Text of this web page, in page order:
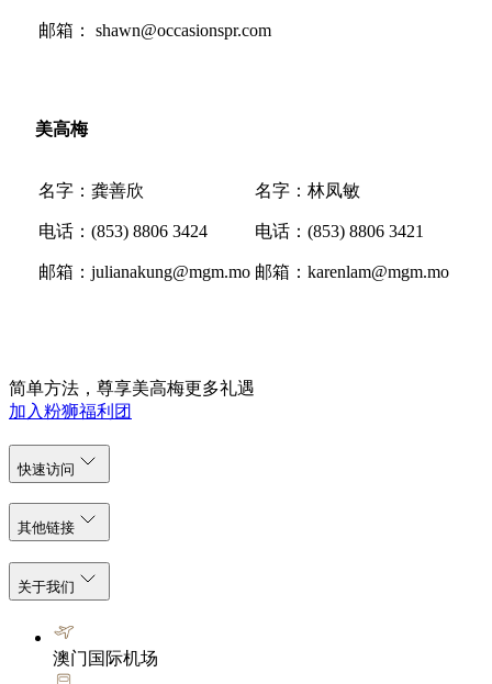
邮箱： shawn@occasionspr.com
美高梅
名字：龚善欣
电话： (853) 8806 3424
邮箱 ： julianakung@mgm.mo
名字：林凤敏
电话： (853) 8806 3421
邮箱： karenlam@mgm.mo
简单方法，尊享美高梅更多礼遇
加入粉狮福利团
快速访问
其他链接
关于我们
澳门国际机场